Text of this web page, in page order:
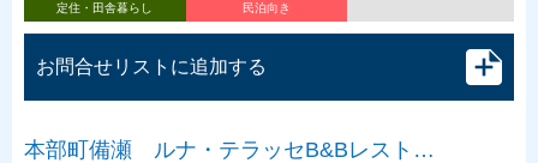
定住・田舎暮らし 民泊向き
お問合せリストに追加する
本部町備瀬 ルナ・テラッセB&Bレスト…